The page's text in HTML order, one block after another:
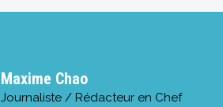
Maxime Chao
Journaliste / Rédacteur en Chef